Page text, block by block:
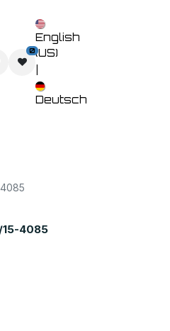
0
English
(US)
Deutsch
15-4085